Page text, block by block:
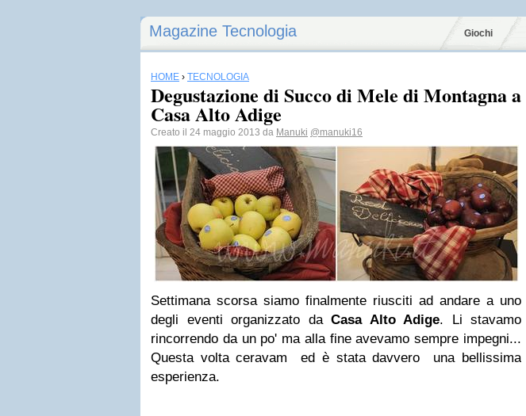
Magazine Tecnologia Giochi
HOME › TECNOLOGIA
Degustazione di Succo di Mele di Montagna a
Casa Alto Adige
Creato il 24 maggio 2013 da Manuki @manuki16
Settimana scorsa siamo finalmente riusciti ad andare a uno
degli eventi organizzato da Casa Alto Adige. Li stavamo
rincorrendo da un po' ma alla fine avevamo sempre impegni...
Questa volta ceravam ed è stata davvero una bellissima
esperienza.